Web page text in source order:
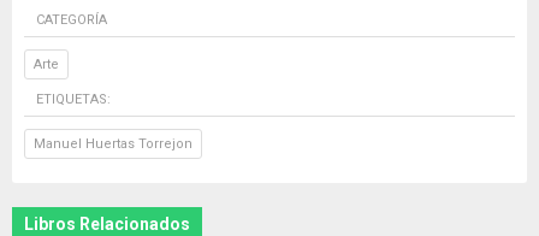
CATEGORÍA
Arte
ETIQUETAS:
Manuel Huertas Torrejon
Libros Relacionados